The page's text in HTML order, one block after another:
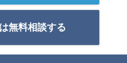
無料相談する